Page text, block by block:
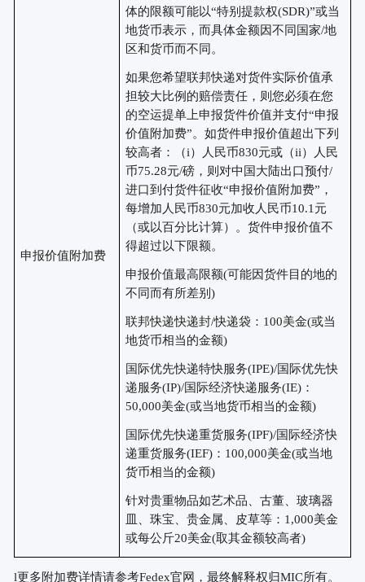
申报价值附加费
体的限额可能以“特别提款权(SDR)”或当
地货币表示，而具体金额因不同国家/地
区和货币而不同。
如果您希望联邦快递对货件实际价值承
担较大比例的赔偿责任，则您必须在您
的空运提单上申报货件价值并支付“申报
价值附加费”。如货件申报价值超出下列
较高者：（i）人民币830元或（ii）人民
币75.28元/磅，则对中国大陆出口预付/
进口到付货件征收“申报价值附加费”，
每增加人民币830元加收人民币10.1元
（或以百分比计算）。货件申报价值不
得超过以下限额。
申报价值最高限额(可能因货件目的地的
不同而有所差别)
联邦快递快递封/快递袋：100美金(或当
地货币相当的金额)
国际优先快递特快服务(IPE)/国际优先快
递服务(IP)/国际经济快递服务(IE)：
50,000美金(或当地货币相当的金额)
国际优先快递重货服务(IPF)/国际经济快
递重货服务(IEF)：100,000美金(或当地
货币相当的金额)
针对贵重物品如艺术品、古董、玻璃器
皿、珠宝、贵金属、皮草等： 1,000美金
或每公斤20美金(取其金额较高者)
l更多附加费详情请参考Fedex官网，最终解释权归MIC所有。